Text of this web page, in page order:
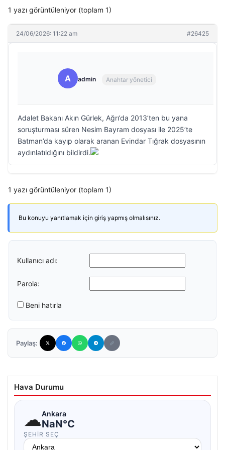
1 yazı görüntüleniyor (toplam 1)
24/06/2026: 11:22 am #26425
A admin Anahtar yönetici
Adalet Bakanı Akın Gürlek, Ağrı’da 2013’ten bu yana
soruşturması süren Nesim Bayram dosyası ile 2025’te
Batman’da kayıp olarak aranan Evindar Tığrak dosyasının
aydınlatıldığını bildirdi.
1 yazı görüntüleniyor (toplam 1)
Bu konuyu yanıtlamak için giriş yapmış olmalısınız.
Kullanıcı adı:
Parola:
Beni hatırla
Paylaş:
Hava Durumu
☁Ankara
NaN°C
ŞEHIR SEÇ